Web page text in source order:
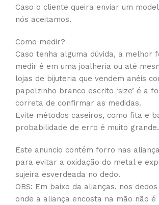
Caso o cliente queira enviar um
nós aceitamos.
Como medir?
Caso tenha alguma dúvida, a melhor
medir é em uma joalheria ou até
lojas de bijuteria que vendem anéis
papelzinho branco escrito ‘size’ é a
correta de confirmar as medidas.
Evite métodos caseiros, como fita e
probabilidade de erro é muito grande.
Este anuncio contém forro nas
para evitar a oxidação do metal e
sujeira esverdeada no dedo.
OBS: Em baixo da alianças, nos
onde a aliança encosta na mão não é